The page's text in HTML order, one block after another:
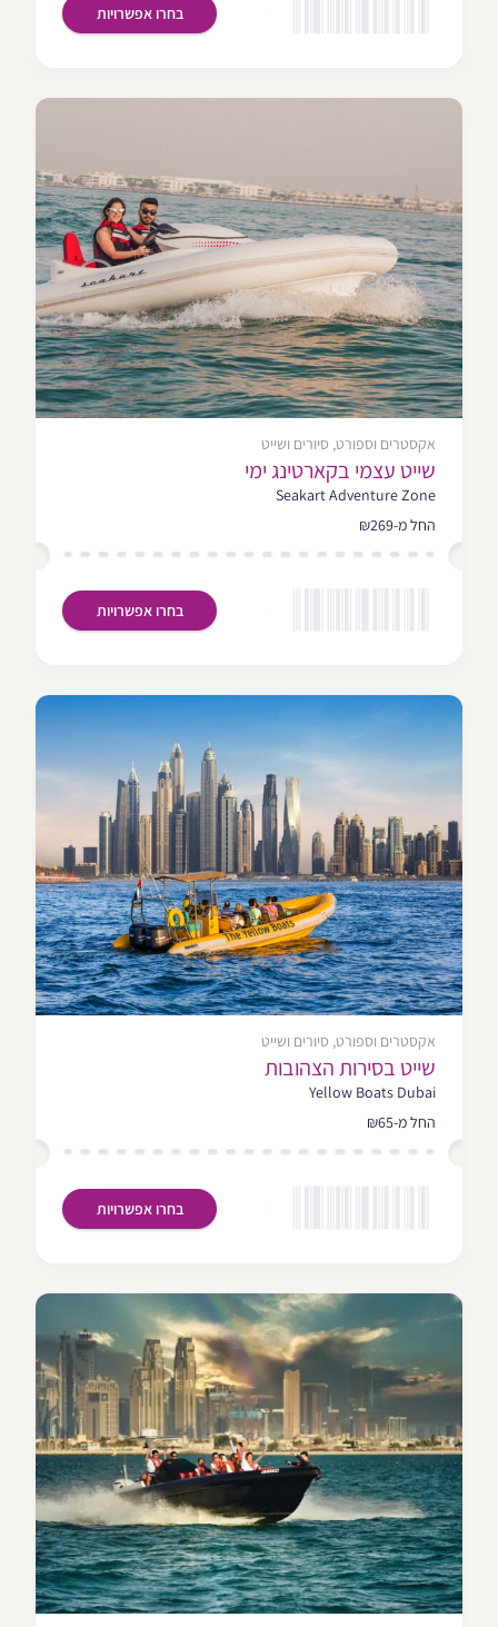
בחרו אפשרויות
אקסטרים וספורט, סיורים ושייט
שייט עצמי בקארטינג ימי
Seakart Adventure Zone
החל מ-₪269
בחרו אפשרויות
אקסטרים וספורט, סיורים ושייט
שייט בסירות הצהובות
Yellow Boats Dubai
החל מ-₪65
בחרו אפשרויות